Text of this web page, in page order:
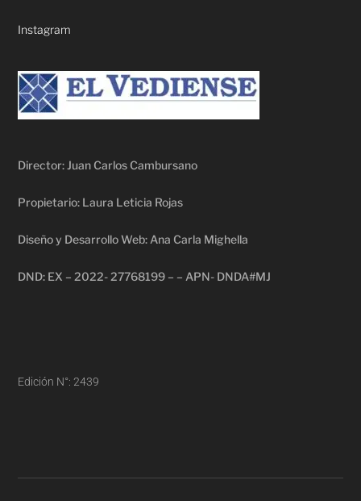
Instagram
Director: Juan Carlos Cambursano
Propietario: Laura Leticia Rojas
Diseño y Desarrollo Web: Ana Carla Mighella
DND: EX – 2022- 27768199 – – APN- DNDA#MJ
Edición N°: 2439